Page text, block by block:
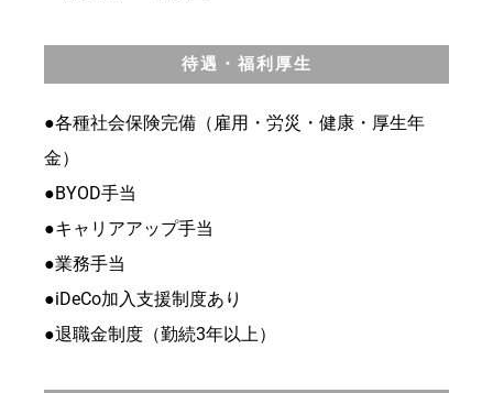
待遇・福利厚生
●各種社会保険完備（雇用・労災・健康・厚生年
金）
●BYOD手当
●キャリアアップ手当
●業務手当
●iDeCo加入支援制度あり
●退職金制度（勤続3年以上）